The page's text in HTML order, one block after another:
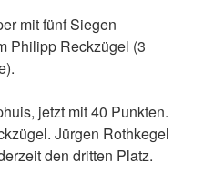
mit fünf Siegen
Philipp Reckzügel (3
jetzt mit 40 Punkten.
Jürgen Rothkegel
den dritten Platz.